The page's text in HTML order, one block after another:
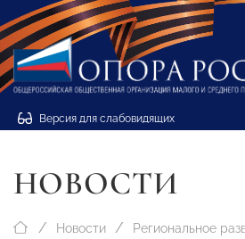
Версия для слабовидящих
НОВОСТИ
Новости Региональное